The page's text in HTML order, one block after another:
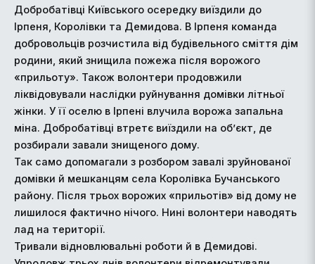
Добробатівці Київського осередку виїздили до
Ірпеня, Королівки та Демидова. В Ірпеня команда
добровольців розчистила від будівельного сміття дім
родини, який знищила пожежа після ворожого
«прильоту». Також волонтери продовжили
ліквідовували наслідки руйнування домівки літньої
жінки. У її оселю в Ірпені влучила ворожа запальна
міна. Добробатівці втретє виїздили на об’єкт, де
розбирали завали знищеного дому.
Так само допомагали з розбором завалі зруйнованої
домівки й мешканцям села Королівка Бучанського
району. Після трьох ворожих «прильотів» від дому не
лишилося фактично нічого. Нині волонтери наводять
лад на території.
Тривали відновлювальні роботи й в Демидові.